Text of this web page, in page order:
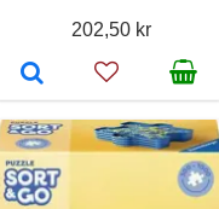
202,50 kr